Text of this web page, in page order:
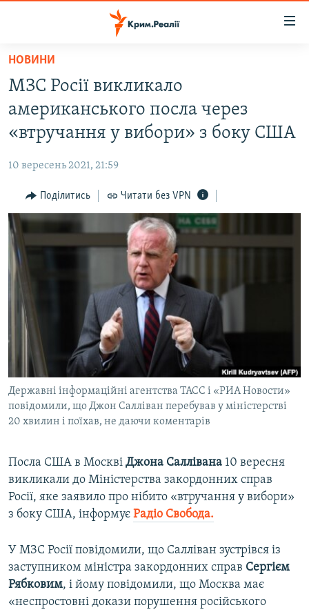
Перейти
основного
матеріалу
Перейти
до
основної
навігації
Перейти
до
пошуку
ВІДЕО ТА ФОТО
БЛОГИ
ПОГЛЯД
ІНТЕРВ'Ю
ВСЕ ЗА ДЕНЬ
СПЕЦПРОЕКТИ
ВІДЕОУРОКИ «ELIFBE»
СВІДЧЕННЯ ОКУПАЦІЇ
УКРАЇНСЬКА ПРОБЛЕМА КРИМУ
ІНФОГРАФІКА
ЯК ОБІЙТИ БЛОКУВАННЯ
Русский
Qırımtatar
ДОЛУЧАЙСЯ!
Усі сайти RFE/RL
НОВИНИ
МЗС Росії викликало
американського посла через
«втручання у вибори» з боку США
10 вересень 2021, 21:59
Поділитись Читати без VPN
Державні інформаційні агентства ТАСС і «РИА Новости»
повідомили, що Джон Салліван перебував у міністерстві
20 хвилин і поїхав, не даючи коментарів
Посла США в Москві Джона Саллівана 10 вересня
викликали до Міністерства закордонних справ
Росії, яке заявило про нібито «втручання у вибори»
з боку США, інформує Радіо Свобода.
У МЗС Росії повідомили, що Салліван зустрівся із
заступником міністра закордонних справ Сергієм
Рябковим, і йому повідомили, що Москва має
«неспростовні докази порушення російського